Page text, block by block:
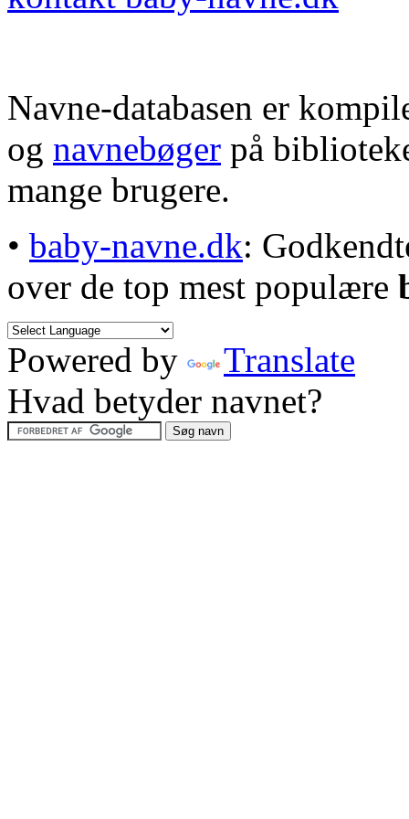
Navne-databasen er
og navnebøger på
mange brugere.
• baby-navne.dk:
over de top mest populære
Powered by
Translate
Hvad betyder navnet?